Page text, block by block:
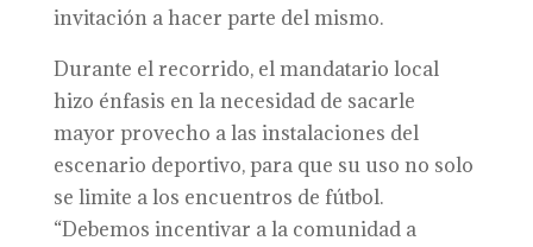
invitación a hacer parte del mismo.
Durante el recorrido, el mandatario local
hizo énfasis en la necesidad de sacarle
mayor provecho a las instalaciones del
escenario deportivo, para que su uso no solo
se limite a los encuentros de fútbol.
“Debemos incentivar a la comunidad a